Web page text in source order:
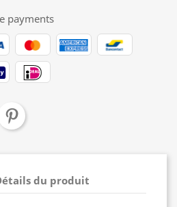
payments
du produit